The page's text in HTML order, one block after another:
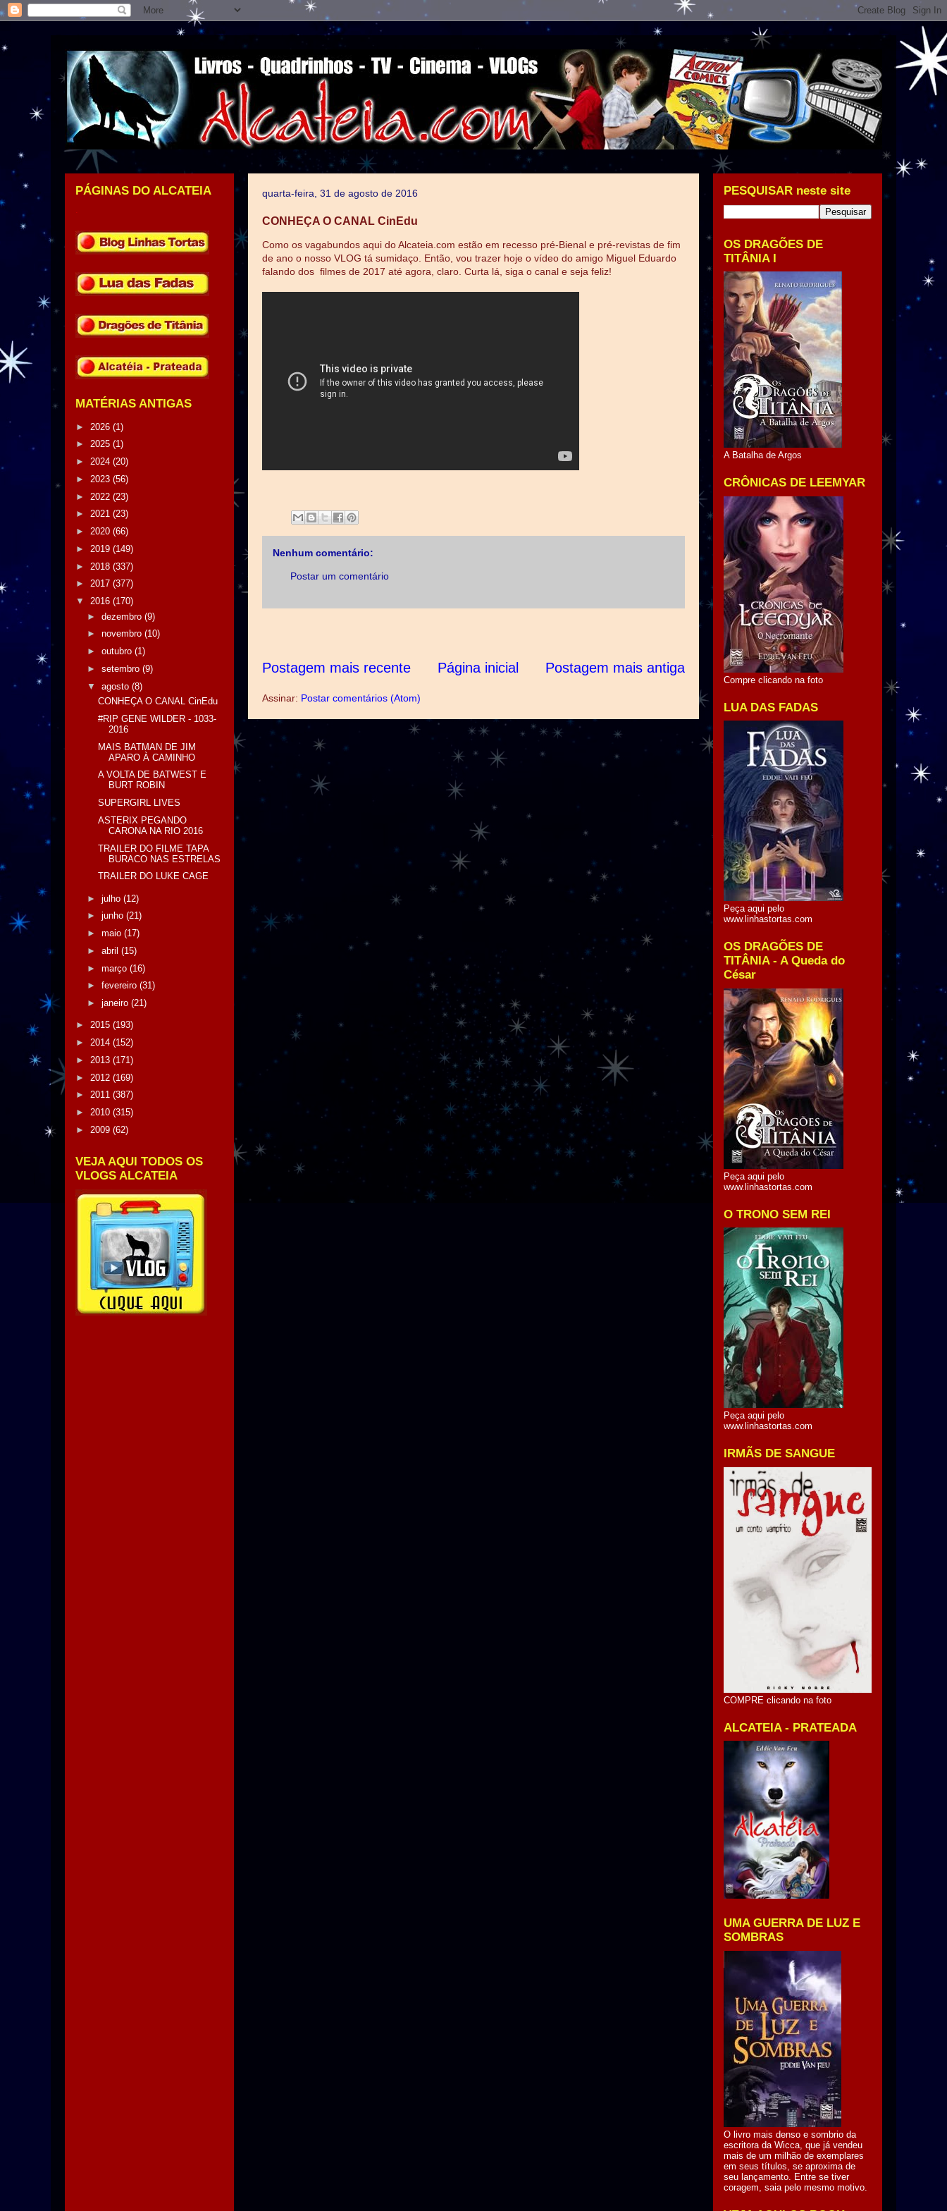
quarta-feira, 31 de agosto de 2016
CONHEÇA O CANAL CinEdu
Como os vagabundos aqui do Alcateia.com estão em recesso pré-Bienal e pré-revistas de fim
de ano o nosso VLOG tá sumidaço. Então, vou trazer hoje o vídeo do amigo Miguel Eduardo
falando dos filmes de 2017 até agora, claro. Curta lá, siga o canal e seja feliz!
Nenhum comentário:
Postar um comentário
Postagem mais recente Postagem mais antiga
Página inicial
Assinar: Postar comentários (Atom)
PÁGINAS DO ALCATEIA
MATÉRIAS ANTIGAS
► 2026 (1)
► 2025 (1)
► 2024 (20)
► 2023 (56)
► 2022 (23)
► 2021 (23)
► 2020 (66)
► 2019 (149)
► 2018 (337)
► 2017 (377)
▼ 2016 (170)
► dezembro (9)
► novembro (10)
► outubro (1)
► setembro (9)
▼ agosto (8)
CONHEÇA O CANAL CinEdu
#RIP GENE WILDER - 1033-
2016
MAIS BATMAN DE JIM
APARO À CAMINHO
A VOLTA DE BATWEST E
BURT ROBIN
SUPERGIRL LIVES
ASTERIX PEGANDO
CARONA NA RIO 2016
TRAILER DO FILME TAPA
BURACO NAS ESTRELAS
TRAILER DO LUKE CAGE
► julho (12)
► junho (21)
► maio (17)
► abril (15)
► março (16)
► fevereiro (31)
► janeiro (21)
► 2015 (193)
► 2014 (152)
► 2013 (171)
► 2012 (169)
► 2011 (387)
► 2010 (315)
► 2009 (62)
VEJA AQUI TODOS OS
VLOGS ALCATEIA
PESQUISAR neste site
OS DRAGÕES DE
TITÂNIA I
A Batalha de Argos
CRÔNICAS DE LEEMYAR
Compre clicando na foto
LUA DAS FADAS
Peça aqui pelo
www.linhastortas.com
OS DRAGÕES DE
TITÂNIA - A Queda do
César
Peça aqui pelo
www.linhastortas.com
O TRONO SEM REI
Peça aqui pelo
www.linhastortas.com
IRMÃS DE SANGUE
COMPRE clicando na foto
ALCATEIA - PRATEADA
UMA GUERRA DE LUZ E
SOMBRAS
O livro mais denso e sombrio da
escritora da Wicca, que já vendeu
mais de um milhão de exemplares
em seus títulos, se aproxima de
seu lançamento. Entre se tiver
coragem, saia pelo mesmo motivo.